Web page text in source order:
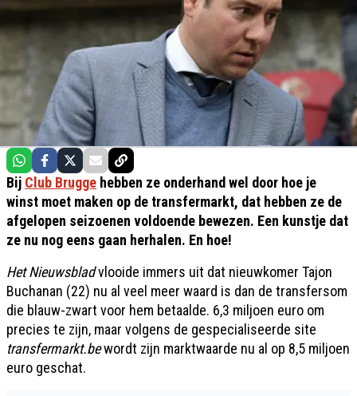
Bij Club Brugge hebben ze onderhand wel door hoe je
winst moet maken op de transfermarkt, dat hebben ze de
afgelopen seizoenen voldoende bewezen. Een kunstje dat
ze nu nog eens gaan herhalen. En hoe!
Het Nieuwsbladvlooide immers uit dat nieuwkomer Tajon
Buchanan (22) nu al veel meer waard is dan de transfersom
die blauw-zwart voor hem betaalde. 6,3 miljoen euro om
precies te zijn, maar volgens de gespecialiseerde site
transfermarkt.bewordt zijn marktwaarde nu al op 8,5 miljoen
euro geschat.